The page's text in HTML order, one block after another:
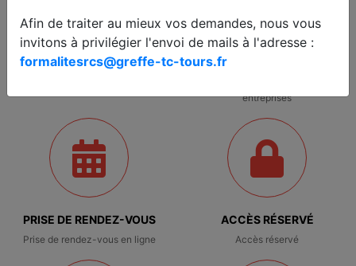
COMPTES ANNUELS
Déposer des comptes sociaux
JUDICIAIRE
Fond / Référés / Requêtes.
entreprises
PRISE DE RENDEZ-VOUS
Prise de rendez-vous en ligne
ACCÈS RÉSERVÉ
Accès réservé
Afin de traiter au mieux vos demandes, nous vous
invitons à privilégier l'envoi de mails à l'adresse :
formalitesrcs@greffe-tc-tours.fr